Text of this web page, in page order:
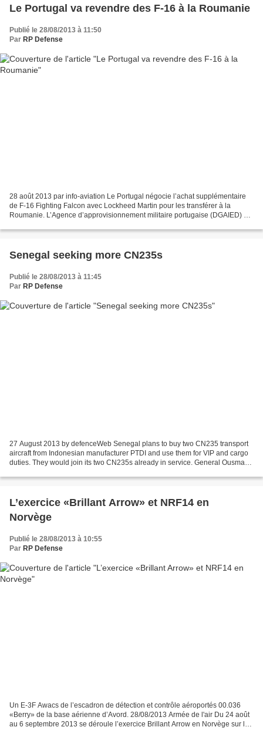
Le Portugal va revendre des F-16 à la Roumanie
Publié le 28/08/2013 à 11:50
Par RP Defense
28 août 2013 par info-aviation Le Portugal négocie l’achat supplémentaire
de F-16 Fighting Falcon avec Lockheed Martin pour les transférer à la
Roumanie. L’Agence d’approvisionnement militaire portugaise (DGAIED) va
Senegal seeking more CN235s
Publié le 28/08/2013 à 11:45
Par RP Defense
27 August 2013 by defenceWeb Senegal plans to buy two CN235 transport
aircraft from Indonesian manufacturer PTDI and use them for VIP and cargo
duties. They would join its two CN235s already in service. General Ousmane
L’exercice «Brillant Arrow» et NRF14 en
Norvège
Publié le 28/08/2013 à 10:55
Par RP Defense
Un E-3F Awacs de l’escadron de détection et contrôle aéroportés 00.036
«Berry» de la base aérienne d’Avord. 28/08/2013 Armée de l'air Du 24 août
au 6 septembre 2013 se déroule l’exercice Brillant Arrow en Norvège sur la